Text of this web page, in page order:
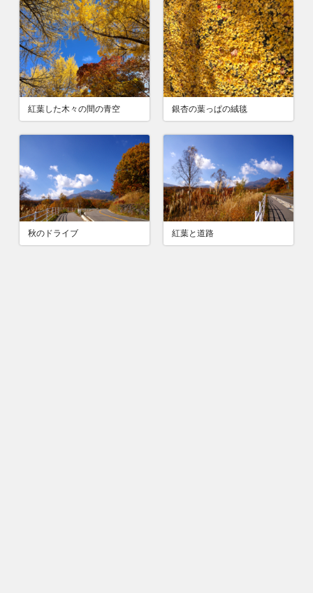
紅葉した木々の間の青空 銀杏の葉っぱの絨毯
秋のドライブ 紅葉と道路